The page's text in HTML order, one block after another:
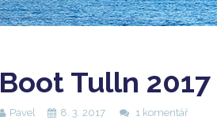
Boot Tulln 2017
Pavel 8. 3. 2017 1 komentář